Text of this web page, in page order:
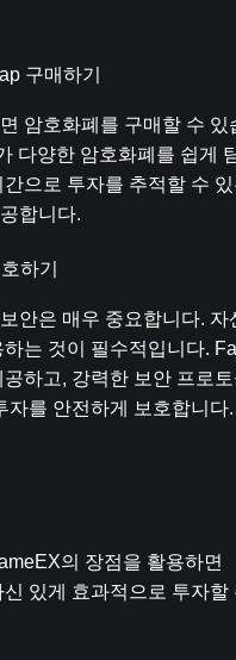
구매하기
암호화폐를 구매할 수 있
다양한 암호화폐를 쉽게
으로 투자를 추적할 수
합니다.
하기
안은 매우 중요합니다. 자
는 것이 필수적입니다.
하고, 강력한 보안 프로
자를 안전하게 보호합니다.
의 장점을 활용하면
있게 효과적으로 투자할